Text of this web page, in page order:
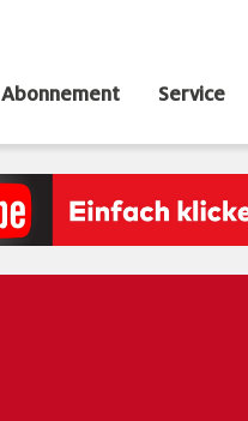
Abonnement Service